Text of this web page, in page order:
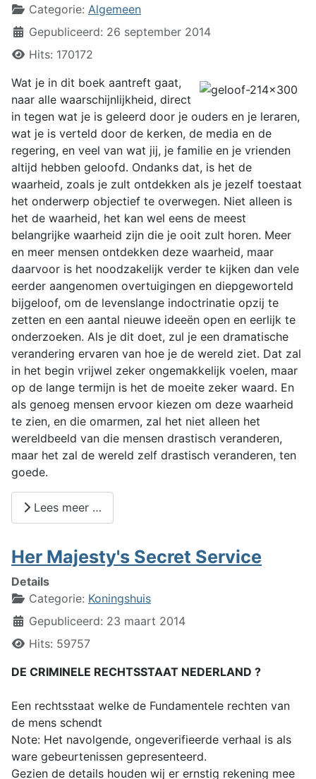
Categorie: Algemeen
Gepubliceerd: 26 september 2014
Hits: 170172
Wat je in dit boek aantreft gaat,
naar alle waarschijnlijkheid, direct
in tegen wat je is geleerd door je ouders en je leraren,
wat je is verteld door de kerken, de media en de
regering, en veel van wat jij, je familie en je vrienden
altijd hebben geloofd. Ondanks dat, is het de
waarheid, zoals je zult ontdekken als je jezelf toestaat
het onderwerp objectief te overwegen. Niet alleen is
het de waarheid, het kan wel eens de meest
belangrijke waarheid zijn die je ooit zult horen. Meer
en meer mensen ontdekken deze waarheid, maar
daarvoor is het noodzakelijk verder te kijken dan vele
eerder aangenomen overtuigingen en diepgeworteld
bijgeloof, om de levenslange indoctrinatie opzij te
zetten en een aantal nieuwe ideeën open en eerlijk te
onderzoeken. Als je dit doet, zul je een dramatische
verandering ervaren van hoe je de wereld ziet. Dat zal
in het begin vrijwel zeker ongemakkelijk voelen, maar
op de lange termijn is het de moeite zeker waard. En
als genoeg mensen ervoor kiezen om deze waarheid
te zien, en die omarmen, zal het niet alleen het
wereldbeeld van die mensen drastisch veranderen,
maar het zal de wereld zelf drastisch veranderen, ten
goede.
Lees meer …
Her Majesty's Secret Service
Details
Categorie: Koningshuis
Gepubliceerd: 23 maart 2014
Hits: 59757
DE CRIMINELE RECHTSSTAAT NEDERLAND ?
Een rechtsstaat welke de Fundamentele rechten van
de mens schendt
Note: Het navolgende, ongeverifieerde verhaal is als
ware gebeurtenissen gepresenteerd.
Gezien de details houden wij er ernstig rekening mee